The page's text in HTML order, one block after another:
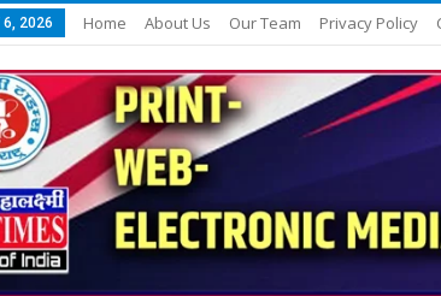
6, 2026 Home About Us Our Team Privacy Policy